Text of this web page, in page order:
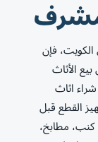
فإن
الأثاث
اثاث
القطع قبل
كنب، مطابخ،